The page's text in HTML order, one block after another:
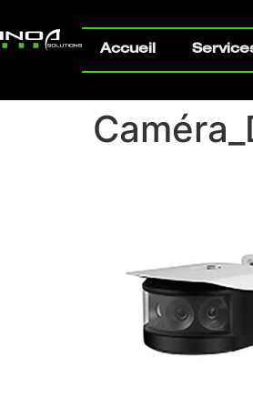
Accueil